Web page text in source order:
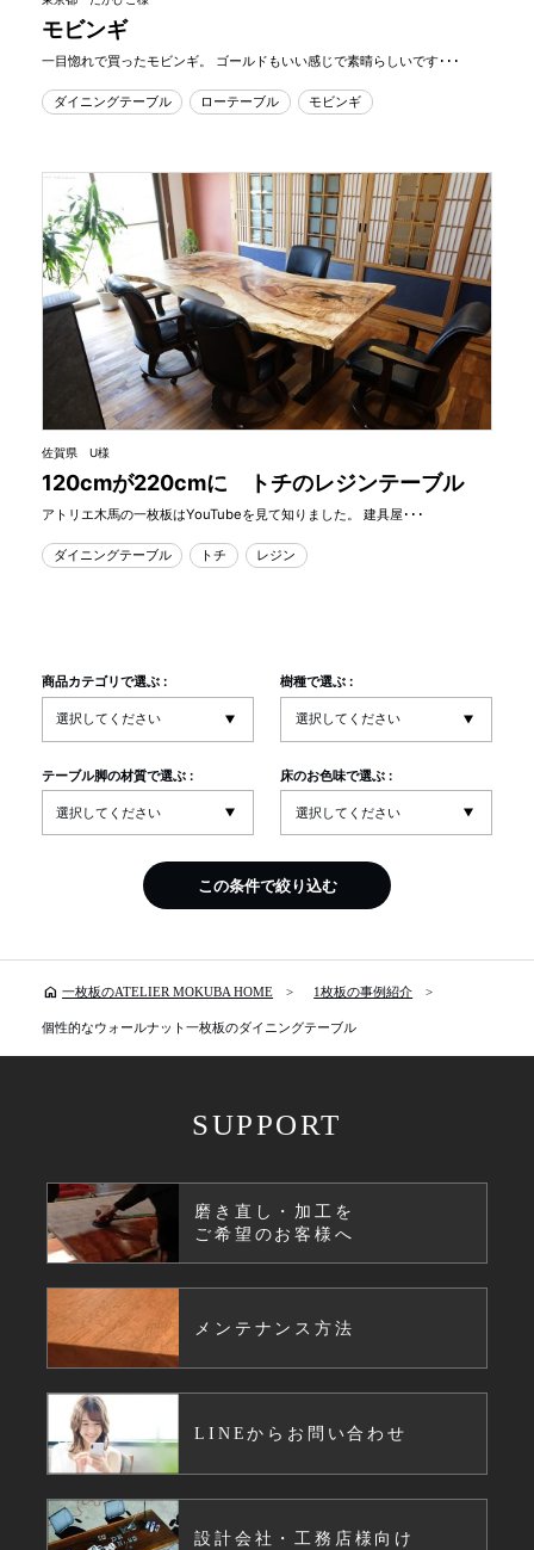
モビンギ
一目惚れで買ったモビンギ。 ゴールドもいい感じで素晴らしいです･･･
ダイニングテーブル ローテーブル モビンギ
佐賀県 U様
120cmが220cmに トチのレジンテーブル
アトリエ木馬の一枚板はYouTubeを見て知りました。 建具屋･･･
ダイニングテーブル トチ レジン
商品カテゴリで選ぶ : 樹種で選ぶ :
テーブル脚の材質で選ぶ : 床のお色味で選ぶ :
この条件で絞り込む
home 一枚板のATELIER MOKUBA HOME 1枚板の事例紹介
個性的なウォールナット一枚板のダイニングテーブル
SUPPORT
磨き直し・加工を
ご希望のお客様へ
メンテナンス方法
LINEからお問い合わせ
設計会社・工務店様向け